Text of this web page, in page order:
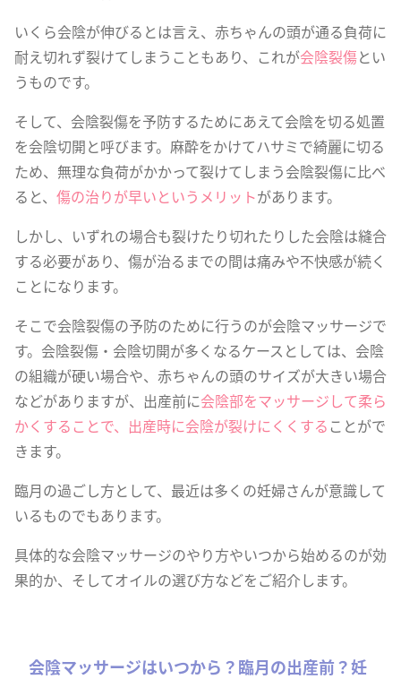
いくら会陰が伸びるとは言え、赤ちゃんの頭が通る負荷に
耐え切れず裂けてしまうこともあり、これが会陰裂傷とい
うものです。
そして、会陰裂傷を予防するためにあえて会陰を切る処置
を会陰切開と呼びます。麻酔をかけてハサミで綺麗に切る
ため、無理な負荷がかかって裂けてしまう会陰裂傷に比べ
ると、 傷の治りが早いというメリットがあります。
しかし、いずれの場合も裂けたり切れたりした会陰は縫合
する必要があり、傷が治るまでの間は痛みや不快感が続く
ことになります。
そこで会陰裂傷の予防のために行うのが会陰マッサージで
す。会陰裂傷・会陰切開が多くなるケースとしては、会陰
の組織が硬い場合や、赤ちゃんの頭のサイズが大きい場合
などがありますが、出産前に会陰部をマッサージして柔ら
かくすることで、出産時に会陰が裂けにくくすることがで
きます。
臨月の過ごし方として、最近は多くの妊婦さんが意識して
いるものでもあります。
具体的な会陰マッサージのやり方やいつから始めるのが効
果的か、そしてオイルの選び方などをご紹介します。
会陰マッサージはいつから？臨月の出産前？妊